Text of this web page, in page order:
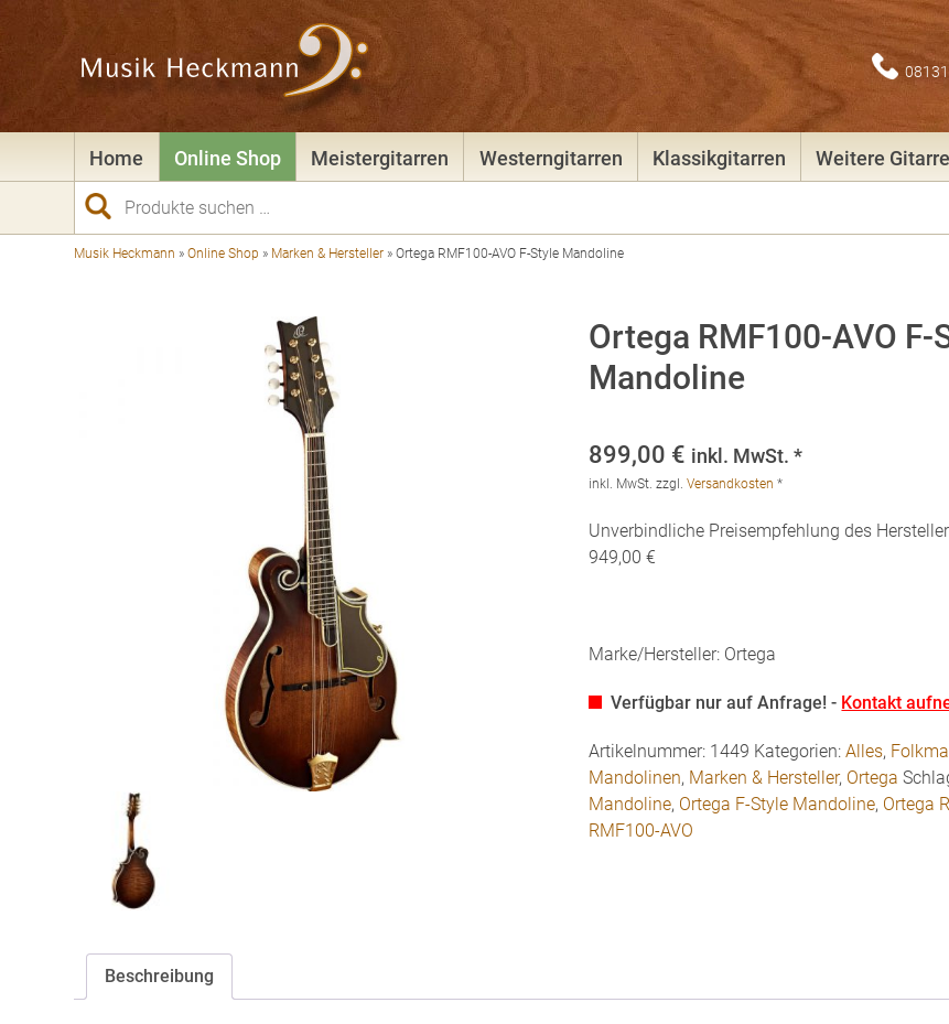
Home Online Shop Meistergitarren Westerngitarren Klassikgitarren Weitere
Suchen
nach:
Musik Heckmann »Online Shop » Marken & Hersteller »Ortega RMF100-AVO F-Style Mandoline
Ortega RMF100-AVO F-
Mandoline
899,00 € inkl. MwSt. *
inkl. MwSt. zzgl.Versandkosten *
Unverbindliche Preisempfehlung des
949,00 €
Marke/Hersteller: Ortega
Verfügbar nur auf Anfrage! - Kontakt
Artikelnummer: 1449 Kategorien:Alles,
Mandolinen, Marken & Hersteller, Ortega
Mandoline, Ortega F-Style Mandoline, Ortega
RMF100-AVO
Beschreibung